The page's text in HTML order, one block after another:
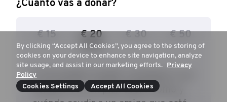
¿Cuánto vas a donar?
€ 20
€ 25 pueden ayudar a preparar a un
hombre con un plan sobre cómo y
By clicking “Accept All Cookies”, you agree to the storing of
cookies on your device to enhance site navigation, analyze
site usage, and assist in our marketing efforts. Privacy
Policy
Cookies Settings
Accept All Cookies